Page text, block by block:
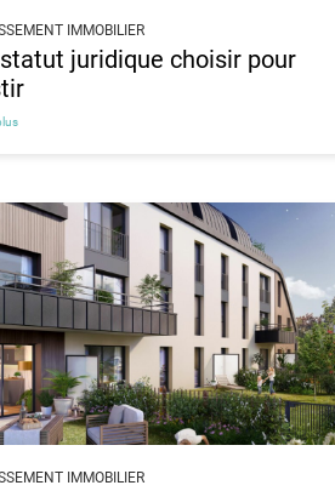
IMMOBILIER
juridique choisir pour
IMMOBILIER